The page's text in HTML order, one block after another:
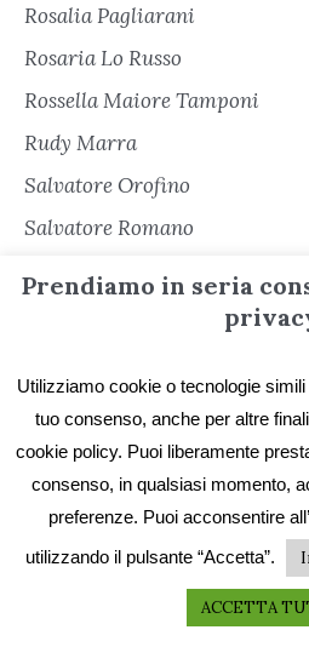
Rosalia Pagliarani
Rosaria Lo Russo
Rossella Maiore Tamponi
Rudy Marra
Salvatore Orofino
Salvatore Romano
Sara Cacioli
Sergio Freschi
Sergio Secondiano Sacchi
Silvana Matarazzo
Simona Garbarino
Simone Soriani
Stefano De Franchi
Prendiamo in seria
Utilizziamo cookie o tecnologie
tuo consenso, anche per altre
cookie policy. Puoi liberamente
consenso, in qualsiasi momento,
preferenze. Puoi acconsentire
utilizzando il pulsante “Accetta”.
ACCETTA